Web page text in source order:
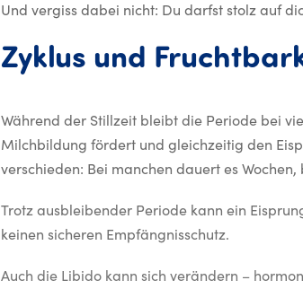
Und vergiss dabei nicht: Du darfst stolz auf
Zyklus und
Während der Stillzeit bleibt die Periode bei
Milchbildung fördert und gleichzeitig den
verschieden: Bei manchen dauert es
Trotz ausbleibender Periode kann ein
keinen sicheren Empfängnisschutz.
Auch die Libido kann sich verändern –